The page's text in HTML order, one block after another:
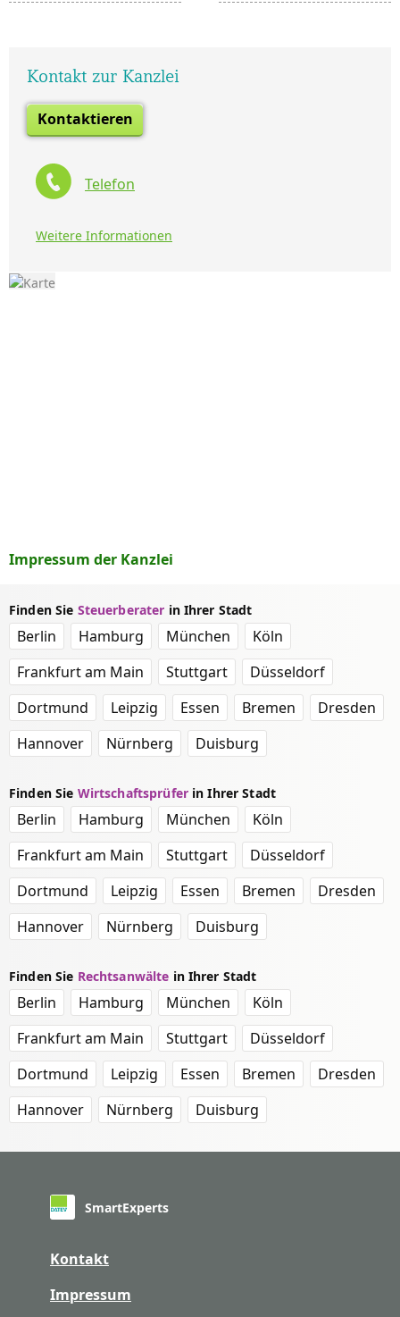
Kontakt zur Kanzlei
Kontaktieren
Telefon
Weitere Informationen
Impressum der Kanzlei
Finden Sie Steuerberater in Ihrer Stadt
Berlin Hamburg München
Köln
Frankfurt am Main
Stuttgart
Düsseldorf
Dortmund
Leipzig Essen Bremen
Dresden
Hannover
Nürnberg Duisburg
Finden Sie Wirtschaftsprüferin Ihrer Stadt
Berlin Hamburg München
Köln
Frankfurt am Main
Stuttgart
Düsseldorf
Dortmund
Leipzig Essen Bremen
Dresden
Hannover
Nürnberg Duisburg
Finden Sie Rechtsanwälte in Ihrer Stadt
Berlin Hamburg München
Köln
Frankfurt am Main
Stuttgart
Düsseldorf
Dortmund
Leipzig Essen Bremen
Dresden
Hannover
Nürnberg Duisburg
SmartExperts
Kontakt
Impressum